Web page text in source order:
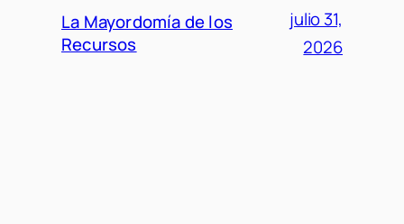
La Mayordomía de los
Recursos
julio 31,
2026